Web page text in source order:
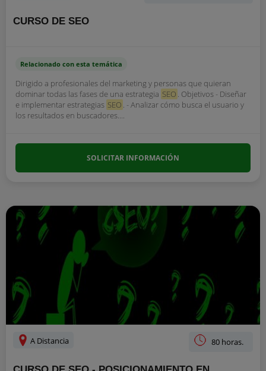
CURSO DE SEO
Relacionado con esta temática
Dirigido a profesionales del marketing y personas que quieran
dominar todas las fases de una estrategia SEO . Objetivos - Diseñar
e implementar estrategias SEO . - Analizar cómo busca el usuario y
los resultados en buscadores....
SOLICITAR INFORMACIÓN
A Distancia 80 horas.